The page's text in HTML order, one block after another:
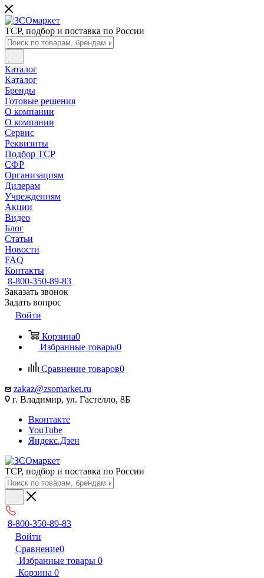
ТСР, подбор и поставка по России
Каталог
Каталог
Бренды
Готовые решения
О компании
О компании
Сервис
Реквизиты
Подбор ТСР
СФР
Организациям
Дилерам
Учреждениям
Акции
Видео
Блог
Статьи
Новости
FAQ
Контакты
8-800-350-89-83
Заказать звонок
Задать вопрос
Войти
Корзина0
Избранные товары0
Сравнение товаров0
zakaz@zsomarket.ru
г. Владимир, ул. Гастелло, 8Б
Вконтакте
YouTube
Яндекс.Дзен
ТСР, подбор и поставка по России
8-800-350-89-83
Войти
Сравнение0
Избранные товары 0
Корзина 0